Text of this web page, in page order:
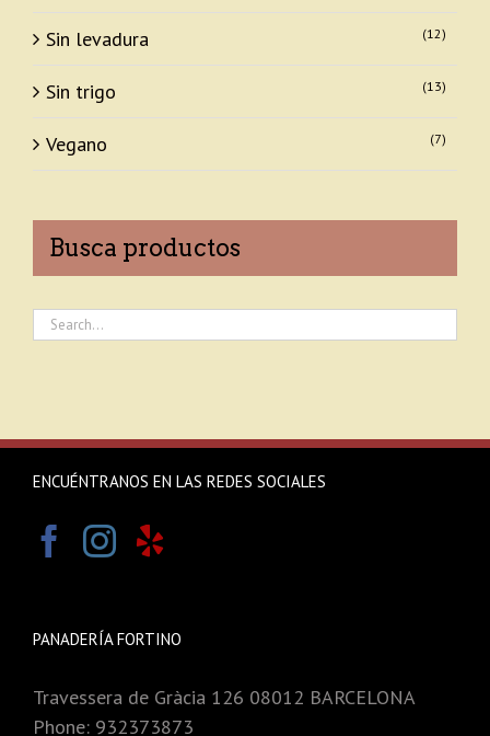
Sin levadura (12)
Sin trigo (13)
Vegano (7)
Busca productos
ENCUÉNTRANOS EN LAS REDES SOCIALES
PANADERÍA FORTINO
Travessera de Gràcia 126 08012 BARCELONA
Phone: 932373873